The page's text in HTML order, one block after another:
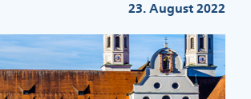
23. August 2022